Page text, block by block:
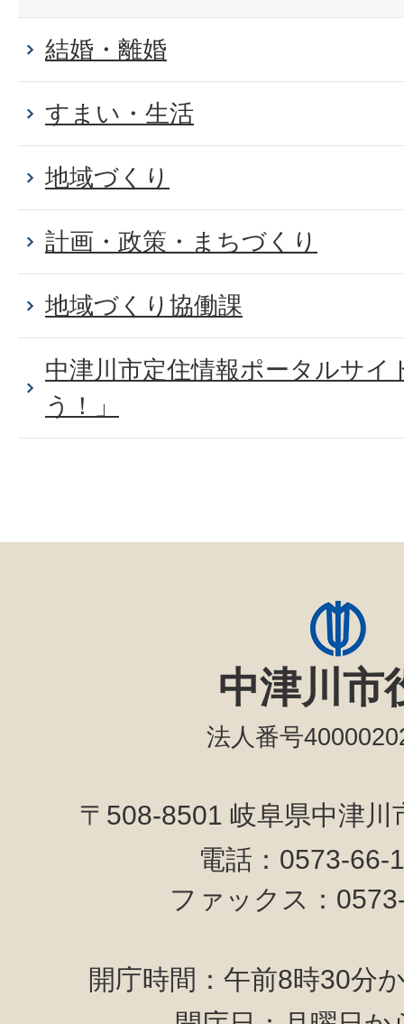
結婚・離婚
すまい・生活
地域づくり
計画・政策・まちづくり
地域づくり協働課
中津川市定住情報ポータルサイ
う！」
中津川市
法人番号
〒508-8501 岐阜県中津
電話：0573-
ファックス：
開庁時間：午前8時30分